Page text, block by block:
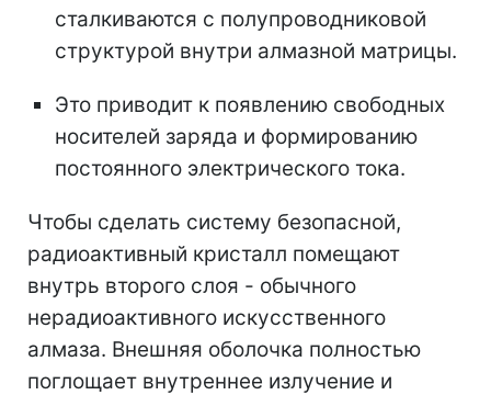
сталкиваются с полупроводниковой
структурой внутри алмазной матрицы.
Это приводит к появлению свободных
носителей заряда и формированию
постоянного электрического тока.
Чтобы сделать систему безопасной,
радиоактивный кристалл помещают
внутрь второго слоя - обычного
нерадиоактивного искусственного
алмаза. Внешняя оболочка полностью
поглощает внутреннее излучение и